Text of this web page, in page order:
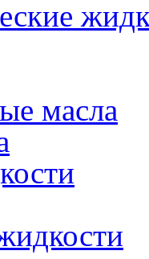
масла